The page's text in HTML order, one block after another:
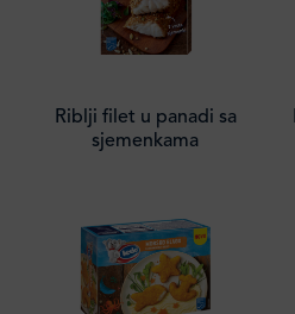
Riblji filet u panadi sa
sjemenkama